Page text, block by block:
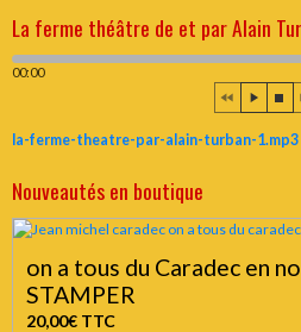
La ferme théâtre de et par Alain
00:00
la-ferme-theatre-par-alain-turban-1.mp3
Nouveautés en boutique
on a tous du Caradec en
STAMPER
20,00€ TTC